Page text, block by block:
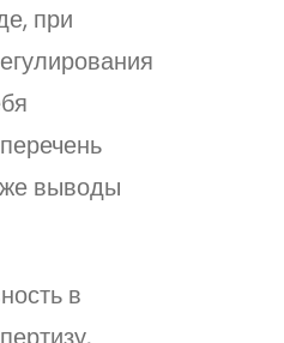
при
выводы
в